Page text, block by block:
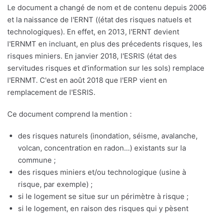
Le document a changé de nom et de contenu depuis 2006
et la naissance de l'ERNT ((état des risques natuels et
technologiques). En effet, en 2013, l'ERNT devient
l'ERNMT en incluant, en plus des précedents risques, les
risques miniers. En janvier 2018, l'ESRIS (état des
servitudes risques et d'information sur les sols) remplace
l'ERNMT. C'est en août 2018 que l'ERP vient en
remplacement de l'ESRIS.
Ce document comprend la mention :
des risques naturels (inondation, séisme, avalanche,
volcan, concentration en radon...) existants sur la
commune ;
des risques miniers et/ou technologique (usine à
risque, par exemple) ;
si le logement se situe sur un périmètre à risque ;
si le logement, en raison des risques qui y pèsent